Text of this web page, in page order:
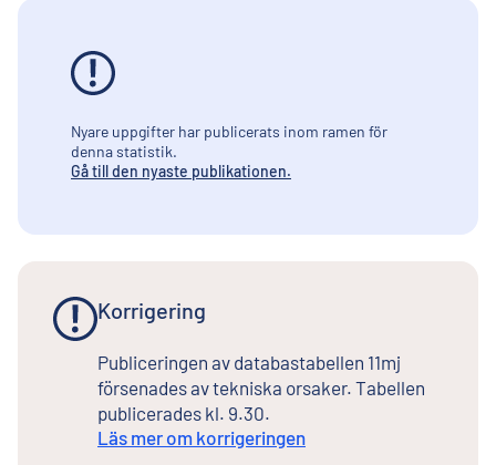
Nyare uppgifter har publicerats inom ramen för
denna statistik.
Gå till den nyaste publikationen.
Korrigering
Publiceringen av databastabellen 11mj
försenades av tekniska orsaker. Tabellen
publicerades kl. 9.30.
Läs mer om korrigeringen